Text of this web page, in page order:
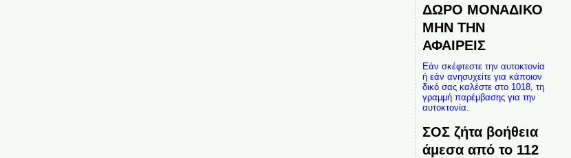
ΔΩΡΟ ΜΟΝΑΔΙΚΟ
ΜΗΝ ΤΗΝ
ΑΦΑΙΡΕΙΣ
Εάν σκέφτεστε την αυτοκτονία
ή εάν ανησυχείτε για κάποιον
δικό σας καλέστε στο 1018, τη
γραμμή παρέμβασης για την
αυτοκτονία.
ΣΟΣ ζήτα βοήθεια
άμεσα από το 112